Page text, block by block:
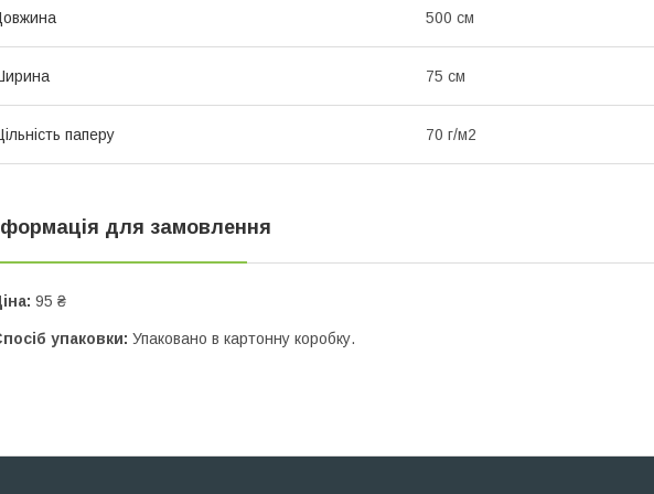
500 см
75 см
паперу 70 г/м2
для замовлення
95 ₴
упаковки: Упаковано в картонну коробку.